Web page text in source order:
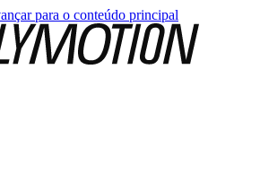
para o conteúdo principal